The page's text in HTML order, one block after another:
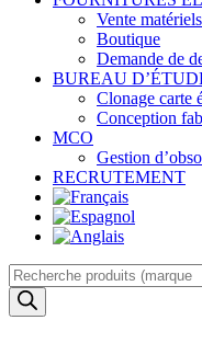
Vente
Boutique
Demande de
BUREAU
Clonage carte
Conception
MCO
Gestion
RECRUTEMENT
Recherche
de
produits